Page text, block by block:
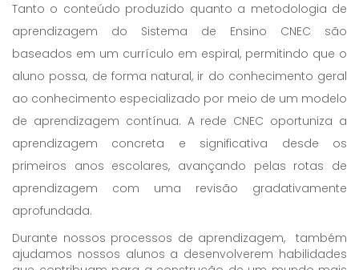
Tanto o conteúdo produzido quanto a metodologia de
aprendizagem do Sistema de Ensino CNEC são
baseados em um currículo em espiral, permitindo que o
aluno possa, de forma natural, ir do conhecimento geral
ao conhecimento especializado por meio de um modelo
de aprendizagem contínua. A rede CNEC oportuniza a
aprendizagem concreta e significativa desde os
primeiros anos escolares, avançando pelas rotas de
aprendizagem com uma revisão gradativamente
aprofundada.
Durante nossos processos de aprendizagem, também
ajudamos nossos alunos a desenvolverem habilidades